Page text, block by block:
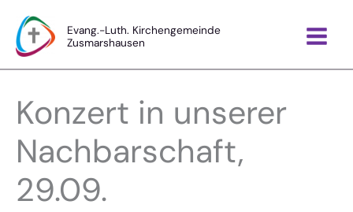
Inhalt
springen
Evang.-Luth. Kirchengemeinde
Zusmarshausen
Konzert in unserer
Nachbarschaft,
29.09.